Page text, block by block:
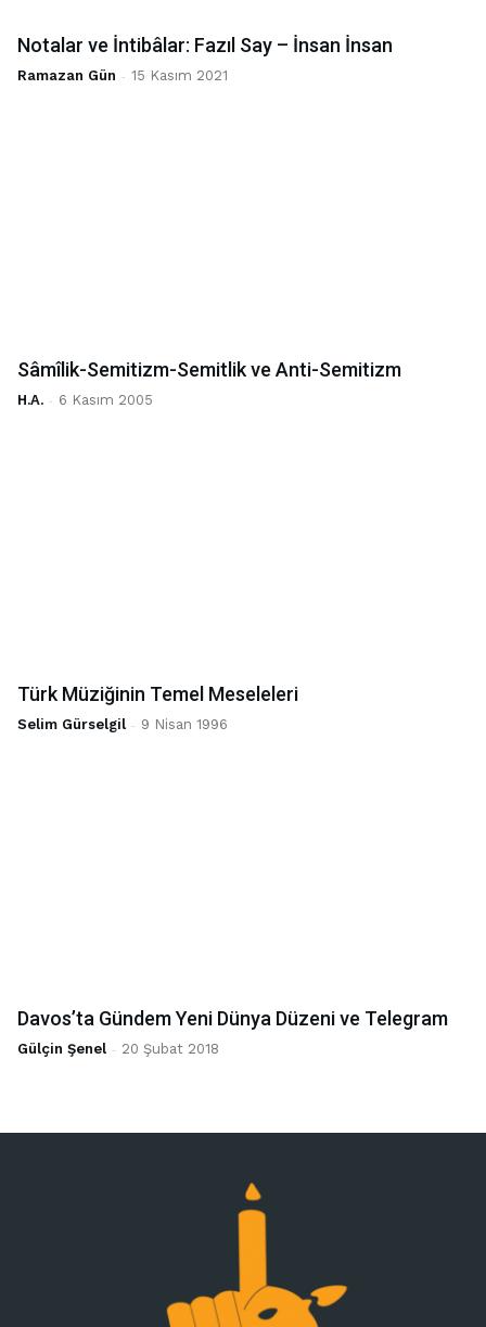
Notalar ve İntibâlar: Fazıl Say – İnsan İnsan
Ramazan Gün - 15 Kasım 2021
Sâmîlik-Semitizm-Semitlik ve Anti-Semitizm
H.A. - 6 Kasım 2005
Türk Müziğinin Temel Meseleleri
Selim Gürselgil - 9 Nisan 1996
Davos’ta Gündem Yeni Dünya Düzeni ve Telegram
Gülçin Şenel - 20 Şubat 2018